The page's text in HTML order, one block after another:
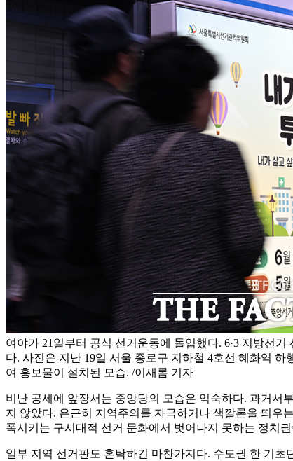
여야가 21일부터 공식 선거운동에 돌입했다. 6·3 지방선거
다. 사진은 지난 19일 서울 종로구 지하철 4호선 혜화역 하
여 홍보물이 설치된 모습. /이새롬 기자
비난 공세에 앞장서는 중앙당의 모습은 익숙하다. 과거서
지 않았다. 은근히 지역주의를 자극하거나 색깔론을 띄우
폭시키는 구시대적 선거 문화에서 벗어나지 못하는 정치
일부 지역 선거판도 혼탁하긴 마찬가지다. 수도권 한 기